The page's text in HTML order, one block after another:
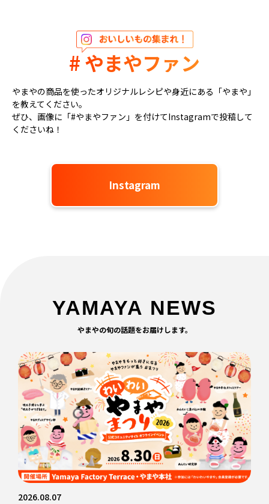
# やまやファン
やまやの商品を使ったオリジナルレシピや身近にある「やまや」
を教えてください。
ぜひ、画像に「#やまやファン」を付けてInstagramで投稿して
くださいね！
Instagram
YAMAYA NEWS
やまやの旬の話題をお届けします。
2026.08.07